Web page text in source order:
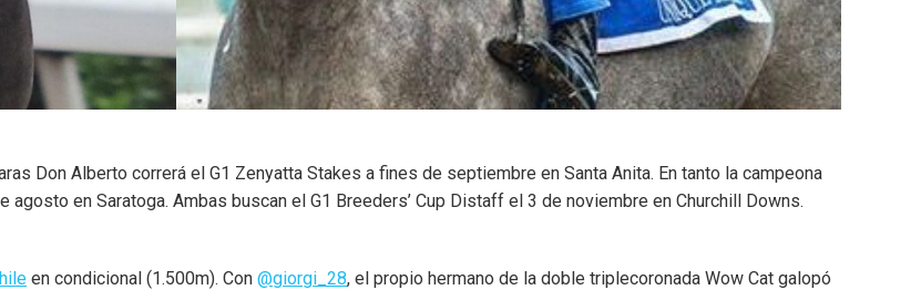
Don Alberto correrá el G1 Zenyatta Stakes a fines de septiembre en Santa Anita. En tanto la campeona
en Saratoga. Ambas buscan el G1 Breeders’ Cup Distaff el 3 de noviembre en Churchill Downs.
en condicional (1.500m). Con @giorgi_28, el propio hermano de la doble triplecoronada Wow Cat galopó